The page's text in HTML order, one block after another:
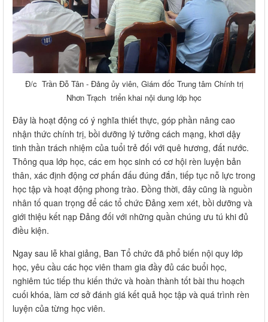
Đ/c Trần Đỗ Tân - Đảng ủy viên, Giám đốc Trung tâm Chính trị
Nhơn Trạch triển khai nội dung lớp học
Đây là hoạt động có ý nghĩa thiết thực, góp phần nâng cao
nhận thức chính trị, bồi dưỡng lý tưởng cách mạng, khơi dậy
tinh thần trách nhiệm của tuổi trẻ đối với quê hương, đất nước.
Thông qua lớp học, các em học sinh có cơ hội rèn luyện bản
thân, xác định động cơ phấn đấu đúng đắn, tiếp tục nỗ lực trong
học tập và hoạt động phong trào. Đồng thời, đây cũng là nguồn
nhân tố quan trọng để các tổ chức Đảng xem xét, bồi dưỡng và
giới thiệu kết nạp Đảng đối với những quần chúng ưu tú khi đủ
điều kiện.
Ngay sau lễ khai giảng, Ban Tổ chức đã phổ biến nội quy lớp
học, yêu cầu các học viên tham gia đầy đủ các buổi học,
nghiêm túc tiếp thu kiến thức và hoàn thành tốt bài thu hoạch
cuối khóa, làm cơ sở đánh giá kết quả học tập và quá trình rèn
luyện của từng học viên.